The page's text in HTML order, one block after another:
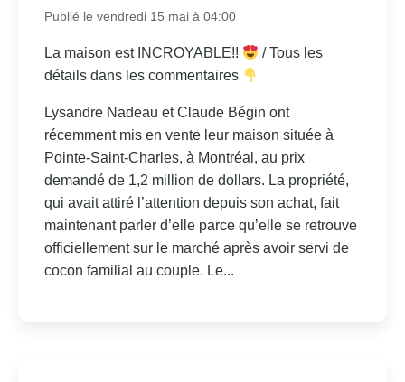
Publié le vendredi 15 mai à 04:00
La maison est INCROYABLE!!
/ Tous les
détails dans les commentaires
Lysandre Nadeau et Claude Bégin ont
récemment mis en vente leur maison située à
Pointe-Saint-Charles, à Montréal, au prix
demandé de 1,2 million de dollars. La propriété,
qui avait attiré l’attention depuis son achat, fait
maintenant parler d’elle parce qu’elle se retrouve
officiellement sur le marché après avoir servi de
cocon familial au couple. Le...